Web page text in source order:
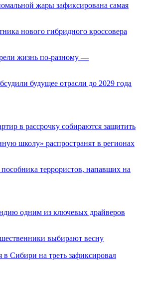
жары зафиксирована самая
нового гибридного кроссовера
жизнь по-разному —
будущее отрасли до 2029 года
в рассрочку собираются защитить
школу» распространят в регионах
террористов, напавших на
одним из ключевых драйверов
выбирают весну
Сибири на треть зафиксировал